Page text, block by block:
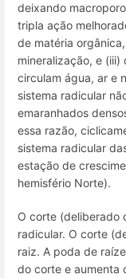
deixando
tripla ação
de matéria
mineralização, e
circulam água, ar e
sistema radicular
emaranhados
essa razão,
sistema radicular
estação de
hemisfério Norte).
O corte (deliberado
radicular. O corte
raiz. A poda de
do corte e aumenta